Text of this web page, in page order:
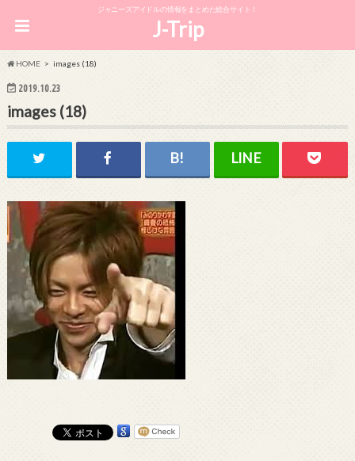
ジャニーズアイドルの情報をまとめた総合サイト！
J-Trip
HOME images (18)
2019.10.23
images (18)